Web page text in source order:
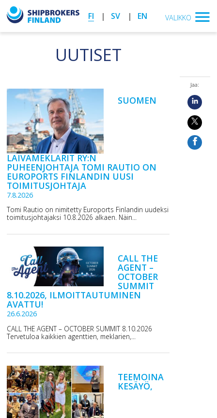
FI SV EN VALIKKO
UUTISET
SUOMEN
LAIVAMEKLARIT RY:N
PUHEENJOHTAJA TOMI RAUTIO ON
EUROPORTS FINLANDIN UUSI
TOIMITUSJOHTAJA
7.8.2026
Tomi Rautio on nimitetty Euroports Finlandin uudeksi
toimitusjohtajaksi 10.8.2026 alkaen. Näin...
CALL THE
AGENT –
OCTOBER
SUMMIT
8.10.2026, ILMOITTAUTUMINEN
AVATTU!
26.6.2026
CALL THE AGENT – OCTOBER SUMMIT 8.10.2026
Tervetuloa kaikkien agenttien, meklarien,...
TEEMOINA
KESÄYÖ,
Jaa: